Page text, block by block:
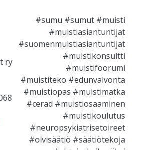
ry
#sumu #sumut #muisti
#muistiasiantuntijat
#suomenmuistiasiantuntijat
#muistikonsultti
#muistifoorumi
#muistiteko #edunvalvonta
#muistiopas #muistimatka
#cerad #muistiosaaminen
#muistikoulutus
#neuropsykiatrisetoireet
#olvisäätiö #säätiötekoja